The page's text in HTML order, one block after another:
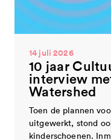
14 juli 2026
10 jaar
interview
Watershed
Toen de plannen
uitgewerkt, stond
kinderschoenen.